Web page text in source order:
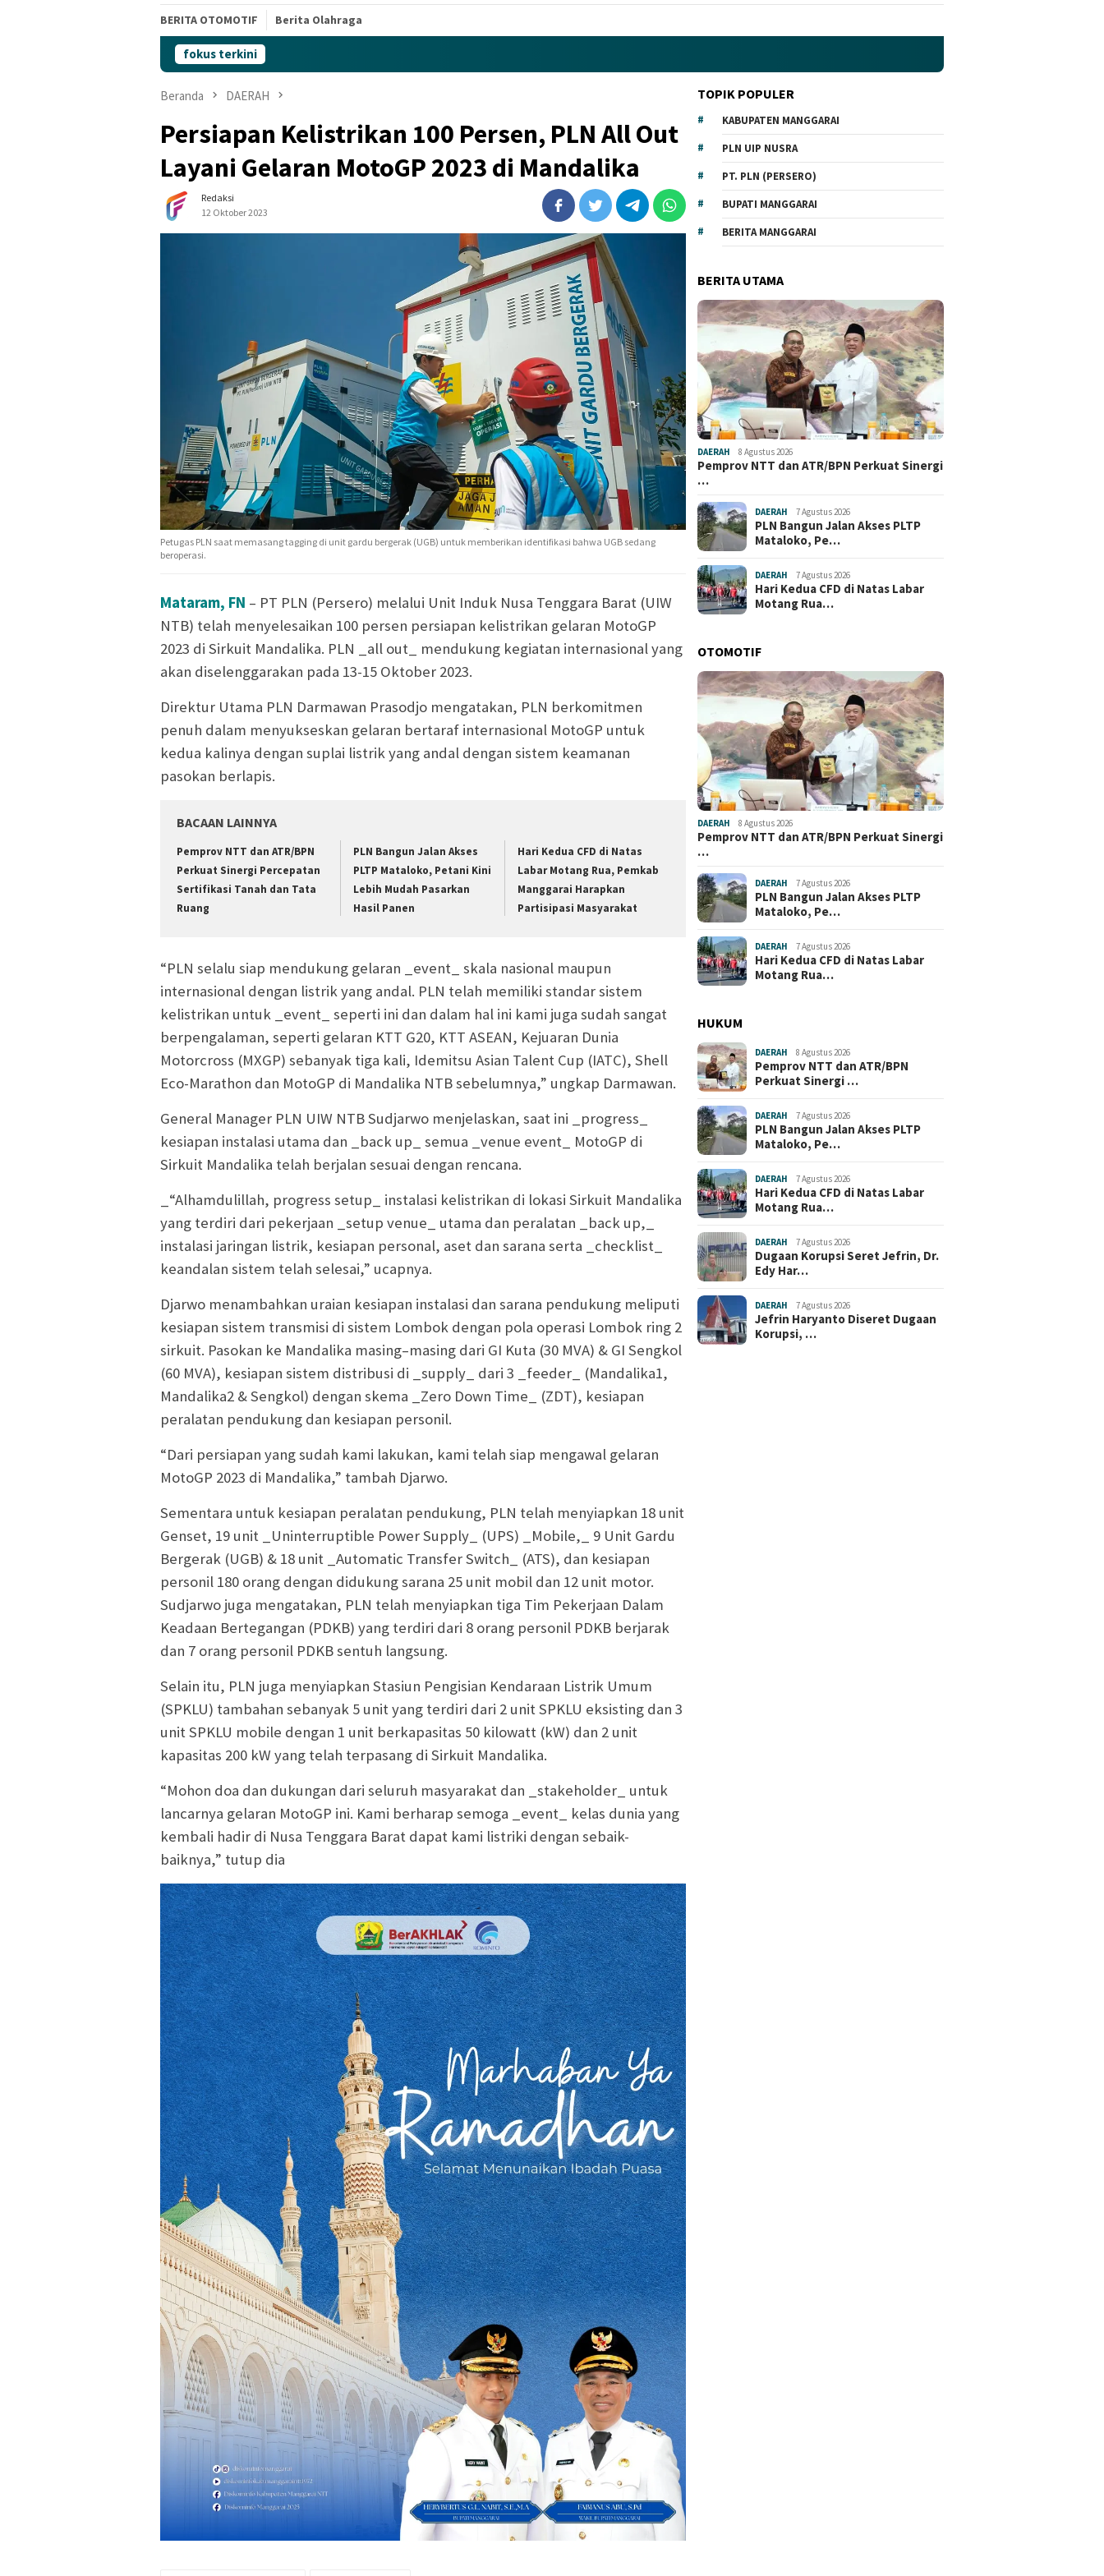
BERITA OTOMOTIF Berita Olahraga
fokus terkini
Beranda DAERAH
Persiapan Kelistrikan 100 Persen, PLN All Out
Layani Gelaran MotoGP 2023 di Mandalika
Redaksi
12 Oktober 2023
Petugas PLN saat memasang tagging di unit gardu bergerak (UGB) untuk memberikan identifikasi bahwa UGB sedang
beroperasi.
Mataram, FN – PT PLN (Persero) melalui Unit Induk Nusa Tenggara Barat (UIW
NTB) telah menyelesaikan 100 persen persiapan kelistrikan gelaran MotoGP
2023 di Sirkuit Mandalika. PLN _all out_ mendukung kegiatan internasional yang
akan diselenggarakan pada 13-15 Oktober 2023.
Direktur Utama PLN Darmawan Prasodjo mengatakan, PLN berkomitmen
penuh dalam menyukseskan gelaran bertaraf internasional MotoGP untuk
kedua kalinya dengan suplai listrik yang andal dengan sistem keamanan
pasokan berlapis.
BACAAN LAINNYA
Pemprov NTT dan ATR/BPN
Perkuat Sinergi Percepatan
Sertifikasi Tanah dan Tata
Ruang
PLN Bangun Jalan Akses
PLTP Mataloko, Petani Kini
Lebih Mudah Pasarkan
Hasil Panen
Hari Kedua CFD di Natas
Labar Motang Rua, Pemkab
Manggarai Harapkan
Partisipasi Masyarakat
“PLN selalu siap mendukung gelaran _event_ skala nasional maupun
internasional dengan listrik yang andal. PLN telah memiliki standar sistem
kelistrikan untuk _event_ seperti ini dan dalam hal ini kami juga sudah sangat
berpengalaman, seperti gelaran KTT G20, KTT ASEAN, Kejuaran Dunia
Motorcross (MXGP) sebanyak tiga kali, Idemitsu Asian Talent Cup (IATC), Shell
Eco-Marathon dan MotoGP di Mandalika NTB sebelumnya,” ungkap Darmawan.
General Manager PLN UIW NTB Sudjarwo menjelaskan, saat ini _progress_
kesiapan instalasi utama dan _back up_ semua _venue event_ MotoGP di
Sirkuit Mandalika telah berjalan sesuai dengan rencana.
_“Alhamdulillah, progress setup_ instalasi kelistrikan di lokasi Sirkuit Mandalika
yang terdiri dari pekerjaan _setup venue_ utama dan peralatan _back up,_
instalasi jaringan listrik, kesiapan personal, aset dan sarana serta _checklist_
keandalan sistem telah selesai,” ucapnya.
Djarwo menambahkan uraian kesiapan instalasi dan sarana pendukung meliputi
kesiapan sistem transmisi di sistem Lombok dengan pola operasi Lombok ring 2
sirkuit. Pasokan ke Mandalika masing–masing dari GI Kuta (30 MVA) & GI Sengkol
(60 MVA), kesiapan sistem distribusi di _supply_ dari 3 _feeder_ (Mandalika1,
Mandalika2 & Sengkol) dengan skema _Zero Down Time_ (ZDT), kesiapan
peralatan pendukung dan kesiapan personil.
“Dari persiapan yang sudah kami lakukan, kami telah siap mengawal gelaran
MotoGP 2023 di Mandalika,” tambah Djarwo.
Sementara untuk kesiapan peralatan pendukung, PLN telah menyiapkan 18 unit
Genset, 19 unit _Uninterruptible Power Supply_ (UPS) _Mobile,_ 9 Unit Gardu
Bergerak (UGB) & 18 unit _Automatic Transfer Switch_ (ATS), dan kesiapan
personil 180 orang dengan didukung sarana 25 unit mobil dan 12 unit motor.
Sudjarwo juga mengatakan, PLN telah menyiapkan tiga Tim Pekerjaan Dalam
Keadaan Bertegangan (PDKB) yang terdiri dari 8 orang personil PDKB berjarak
dan 7 orang personil PDKB sentuh langsung.
Selain itu, PLN juga menyiapkan Stasiun Pengisian Kendaraan Listrik Umum
(SPKLU) tambahan sebanyak 5 unit yang terdiri dari 2 unit SPKLU eksisting dan 3
unit SPKLU mobile dengan 1 unit berkapasitas 50 kilowatt (kW) dan 2 unit
kapasitas 200 kW yang telah terpasang di Sirkuit Mandalika.
“Mohon doa dan dukungan dari seluruh masyarakat dan _stakeholder_ untuk
lancarnya gelaran MotoGP ini. Kami berharap semoga _event_ kelas dunia yang
kembali hadir di Nusa Tenggara Barat dapat kami listriki dengan sebaik-
baiknya,” tutup dia
TOPIK POPULER
KABUPATEN MANGGARAI
PLN UIP NUSRA
PT. PLN (PERSERO)
BUPATI MANGGARAI
BERITA MANGGARAI
BERITA UTAMA
DAERAH 8 Agustus 2026
Pemprov NTT dan ATR/BPN Perkuat Sinergi
…
DAERAH 7 Agustus 2026
PLN Bangun Jalan Akses PLTP
Mataloko, Pe…
DAERAH 7 Agustus 2026
Hari Kedua CFD di Natas Labar
Motang Rua…
OTOMOTIF
DAERAH 8 Agustus 2026
Pemprov NTT dan ATR/BPN Perkuat Sinergi
…
DAERAH 7 Agustus 2026
PLN Bangun Jalan Akses PLTP
Mataloko, Pe…
DAERAH 7 Agustus 2026
Hari Kedua CFD di Natas Labar
Motang Rua…
HUKUM
DAERAH 8 Agustus 2026
Pemprov NTT dan ATR/BPN
Perkuat Sinergi …
DAERAH 7 Agustus 2026
PLN Bangun Jalan Akses PLTP
Mataloko, Pe…
DAERAH 7 Agustus 2026
Hari Kedua CFD di Natas Labar
Motang Rua…
DAERAH 7 Agustus 2026
Dugaan Korupsi Seret Jefrin, Dr.
Edy Har…
DAERAH 7 Agustus 2026
Jefrin Haryanto Diseret Dugaan
Korupsi, …